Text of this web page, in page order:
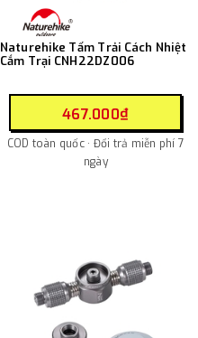
Naturehike Tấm Trải Cách Nhiệt
Cắm Trại CNH22DZ006
467.000₫
COD toàn quốc · Đổi trả miễn phí 7
ngày